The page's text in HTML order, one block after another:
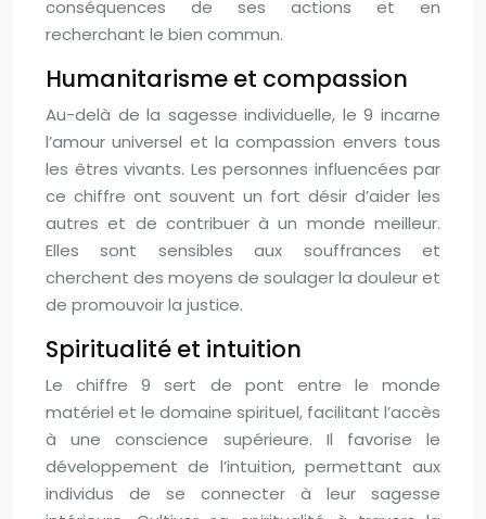
conséquences de ses actions et en
recherchant le bien commun.
Humanitarisme et compassion
Au-delà de la sagesse individuelle, le 9 incarne
l’amour universel et la compassion envers tous
les êtres vivants. Les personnes influencées par
ce chiffre ont souvent un fort désir d’aider les
autres et de contribuer à un monde meilleur.
Elles sont sensibles aux souffrances et
cherchent des moyens de soulager la douleur et
de promouvoir la justice.
Spiritualité et intuition
Le chiffre 9 sert de pont entre le monde
matériel et le domaine spirituel, facilitant l’accès
à une conscience supérieure. Il favorise le
développement de l’intuition, permettant aux
individus de se connecter à leur sagesse